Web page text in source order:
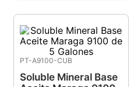
PT-A9100-CUB
Soluble Mineral Base